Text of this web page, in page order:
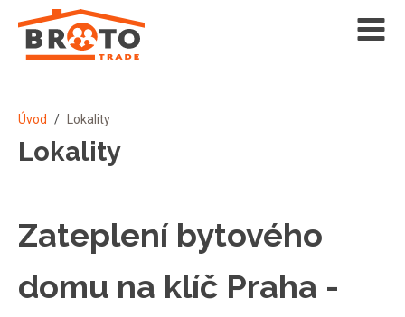
Úvod / Lokality
Lokality
Zateplení bytového
domu na klíč Praha -